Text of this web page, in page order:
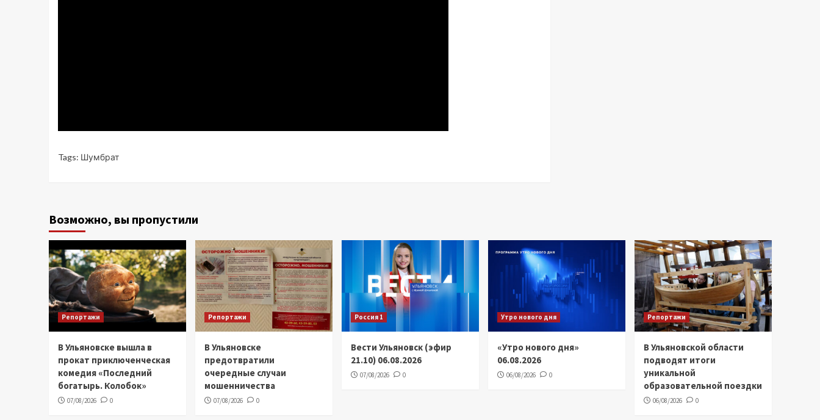
Tags: Шумбрат
Возможно, вы пропустили
Репортажи
В Ульяновске вышла в
прокат приключенческая
комедия «Последний
богатырь. Колобок»
07/08/2026 0
Репортажи
В Ульяновске
предотвратили
очередные случаи
мошенничества
07/08/2026 0
Россия 1
Вести Ульяновск (эфир
21.10) 06.08.2026
07/08/2026 0
Утро нового дня
«Утро нового дня»
06.08.2026
06/08/2026 0
Репортажи
В Ульяновской области
подводят итоги
уникальной
образовательной поездки
06/08/2026 0